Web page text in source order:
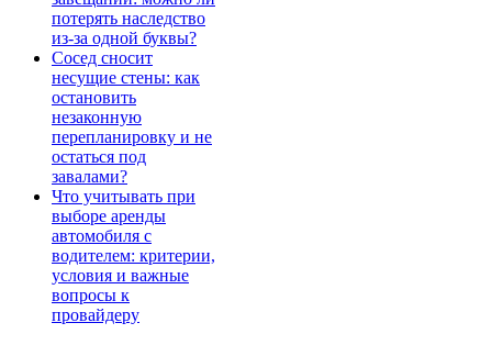
потерять наследство
из-за одной буквы?
Сосед сносит
несущие стены: как
остановить
незаконную
перепланировку и не
остаться под
завалами?
Что учитывать при
выборе аренды
автомобиля с
водителем: критерии,
условия и важные
вопросы к
провайдеру